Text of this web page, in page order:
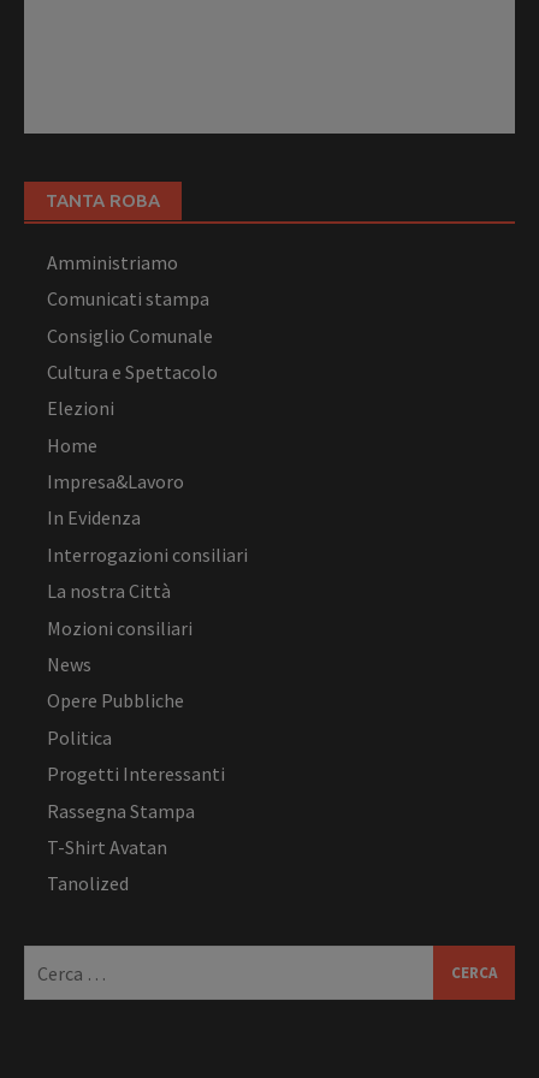
TANTA ROBA
Amministriamo
Comunicati stampa
Consiglio Comunale
Cultura e Spettacolo
Elezioni
Home
Impresa&Lavoro
In Evidenza
Interrogazioni consiliari
La nostra Città
Mozioni consiliari
News
Opere Pubbliche
Politica
Progetti Interessanti
Rassegna Stampa
T-Shirt Avatan
Tanolized
per: